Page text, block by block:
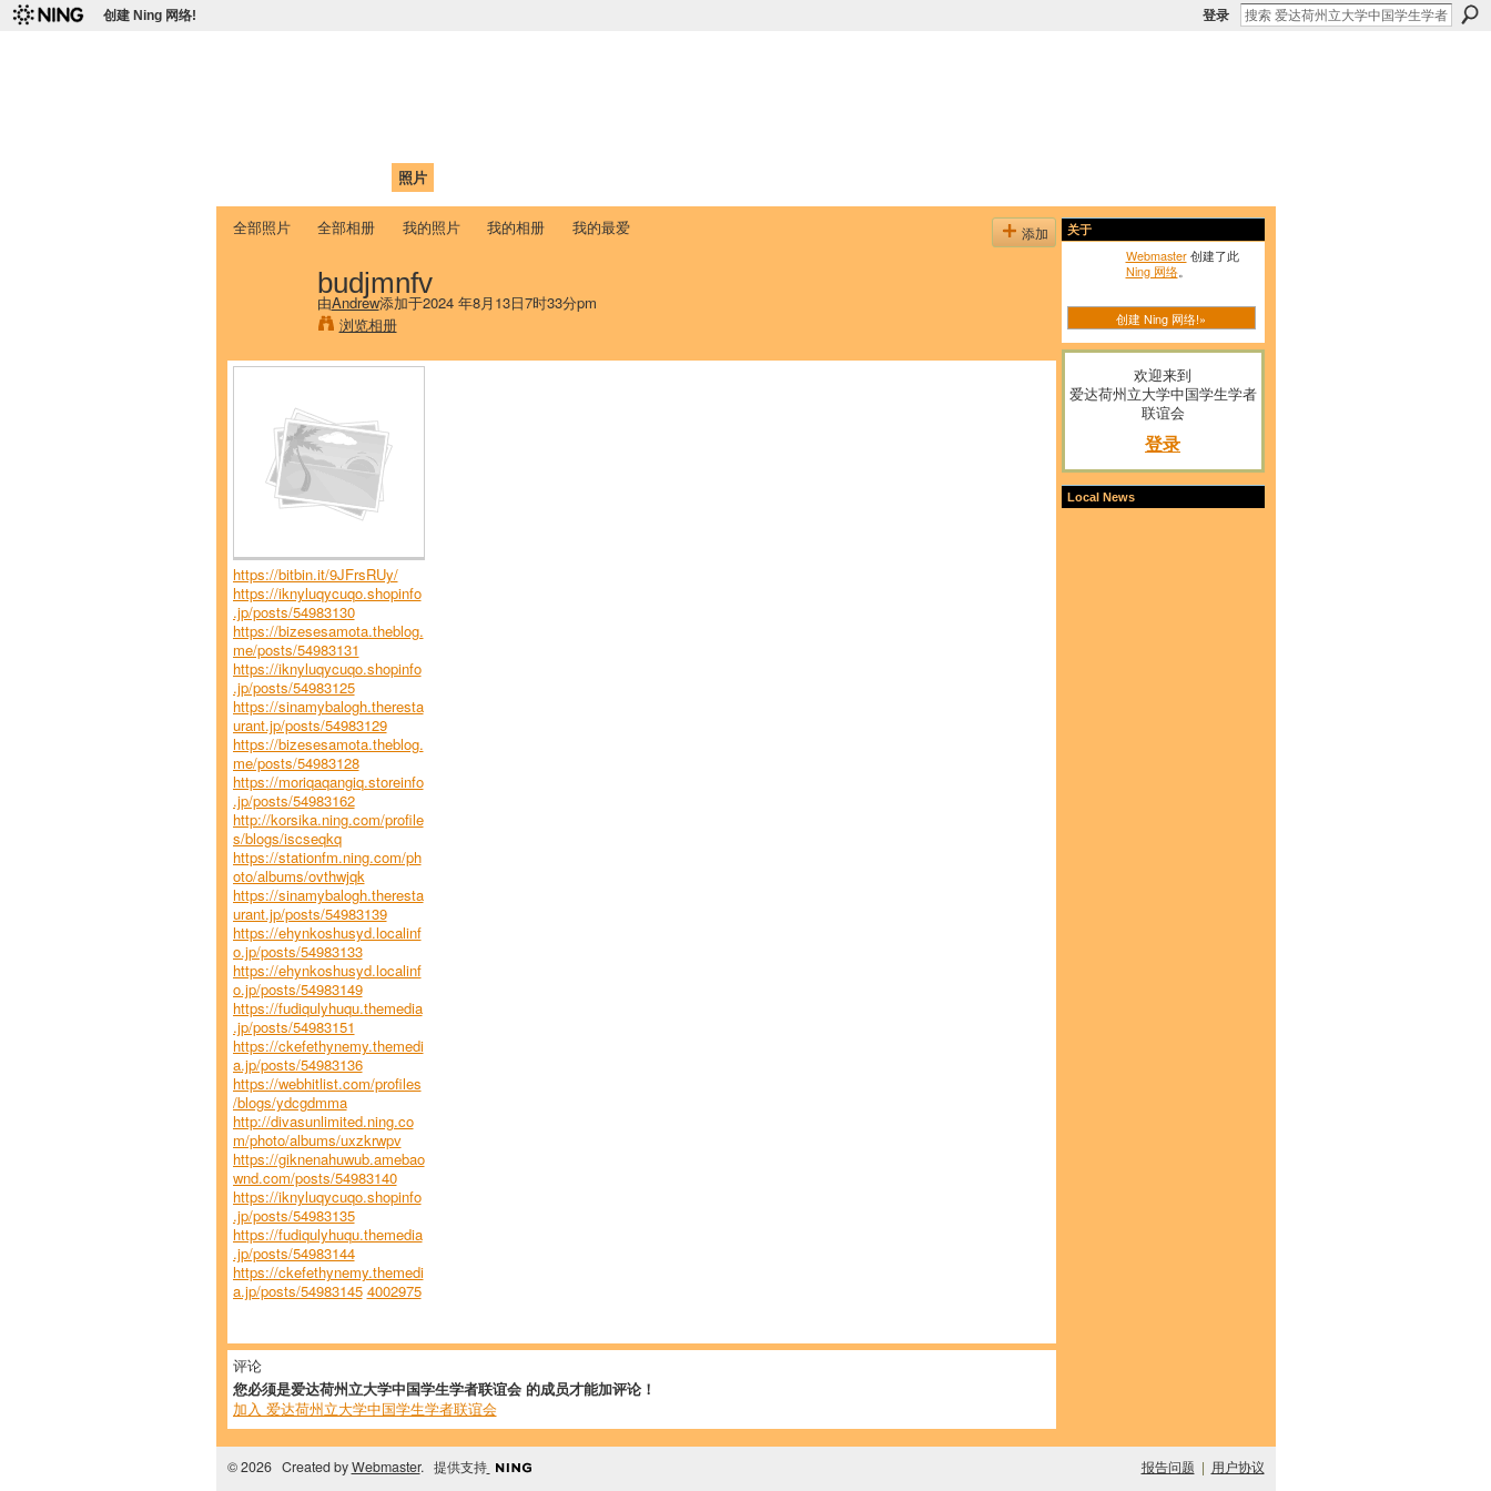
创建 Ning 网络! 登录
照片
全部照片 全部相册 我的照片 我的相册 我的最爱 添加
budjmnfv
由Andrew添加于2024 年8月13日7时33分pm
浏览相册
https://bitbin.it/9JFrsRUy/
https://iknyluqycuqo.shopinfo
.jp/posts/54983130
https://bizesesamota.theblog.
me/posts/54983131
https://iknyluqycuqo.shopinfo
.jp/posts/54983125
https://sinamybalogh.theresta
urant.jp/posts/54983129
https://bizesesamota.theblog.
me/posts/54983128
https://moriqaqangiq.storeinfo
.jp/posts/54983162
http://korsika.ning.com/profile
s/blogs/iscseqkq
https://stationfm.ning.com/ph
oto/albums/ovthwjqk
https://sinamybalogh.theresta
urant.jp/posts/54983139
https://ehynkoshusyd.localinf
o.jp/posts/54983133
https://ehynkoshusyd.localinf
o.jp/posts/54983149
https://fudiqulyhuqu.themedia
.jp/posts/54983151
https://ckefethynemy.themedi
a.jp/posts/54983136
https://webhitlist.com/profiles
/blogs/ydcgdmma
http://divasunlimited.ning.co
m/photo/albums/uxzkrwpv
https://giknenahuwub.amebao
wnd.com/posts/54983140
https://iknyluqycuqo.shopinfo
.jp/posts/54983135
https://fudiqulyhuqu.themedia
.jp/posts/54983144
https://ckefethynemy.themedi
a.jp/posts/54983145 4002975
评论
您必须是爱达荷州立大学中国学生学者联谊会 的成员才能加评论！
加入 爱达荷州立大学中国学生学者联谊会
关于
Webmaster创建了此
Ning 网络。
创建 Ning 网络!»
欢迎来到
爱达荷州立大学中国学生学者
联谊会
登录
Local News
© 2026 Created byWebmaster. 提供支持 报告问题 | 用户协议